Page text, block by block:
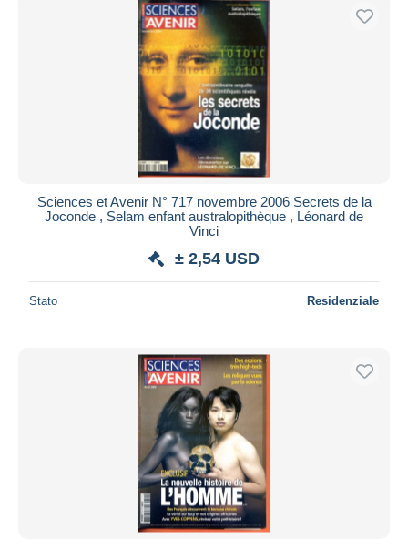
Sciences et Avenir N° 717 novembre 2006 Secrets de la
Joconde , Selam enfant australopithèque , Léonard de
Vinci
± 2,54 USD
Stato Residenziale